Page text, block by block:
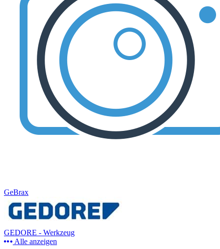
GeBrax
GEDORE - Werkzeug
Alle anzeigen